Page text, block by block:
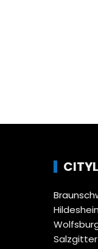
Salzgitter